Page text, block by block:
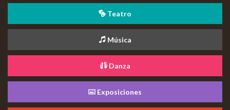
Teatro
Música
Danza
Exposiciones